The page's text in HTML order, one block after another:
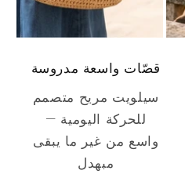
قصّات واسعة مدروسة
سيلويت مريح متصمم
للحركة اليومية —
واسع من غير ما يبقى
مبهدل